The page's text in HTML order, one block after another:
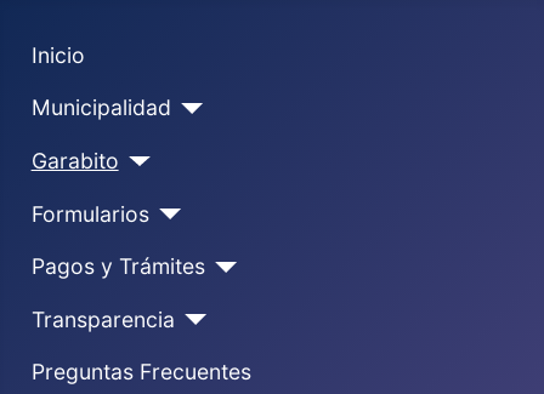
Inicio
Municipalidad
Garabito
Formularios
Pagos y Trámites
Transparencia
Preguntas Frecuentes